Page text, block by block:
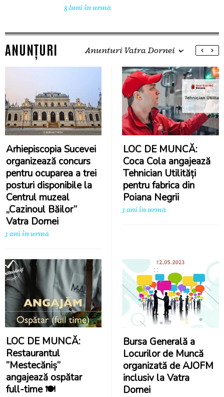
8 luni în urmă
ANUNȚURI Anunturi Vatra Dornei
Arhiepiscopia Sucevei
organizează concurs
pentru ocuparea a trei
posturi disponibile la
Centrul muzeal
„Cazinoul Băilor”
Vatra Dornei
3 ani în urmă
LOC DE MUNCĂ:
Coca Cola angajează
Tehnician Utilități
pentru fabrica din
Poiana Negrii
3 ani în urmă
LOC DE MUNCĂ:
Restaurantul
”Mestecăniș”
angajează ospătar
full-time 🍽️
Bursa Generală a
Locurilor de Muncă
organizată de AJOFM
inclusiv la Vatra
Dornei